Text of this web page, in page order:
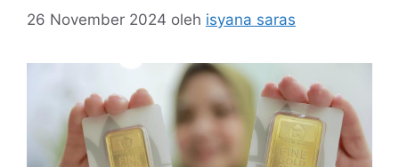
26 November 2024 oleh isyana saras